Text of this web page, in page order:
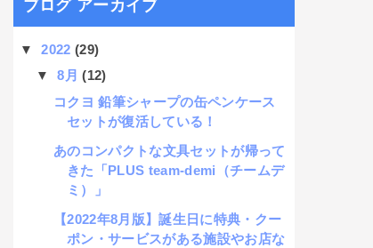
ブログ アーカイブ
▼2022(29)
▼8月(12)
コクヨ 鉛筆シャープの缶ペンケース
セットが復活している！
あのコンパクトな文具セットが帰って
きた「PLUS team-demi（チームデ
ミ）」
【2022年8月版】誕生日に特典・クー
ポン・サービスがある施設やお店な